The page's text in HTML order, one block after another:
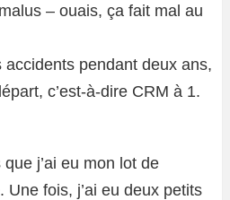
– ouais, ça fait mal au
accidents pendant deux ans,
c’est-à-dire CRM à 1.
j’ai eu mon lot de
fois, j’ai eu deux petits